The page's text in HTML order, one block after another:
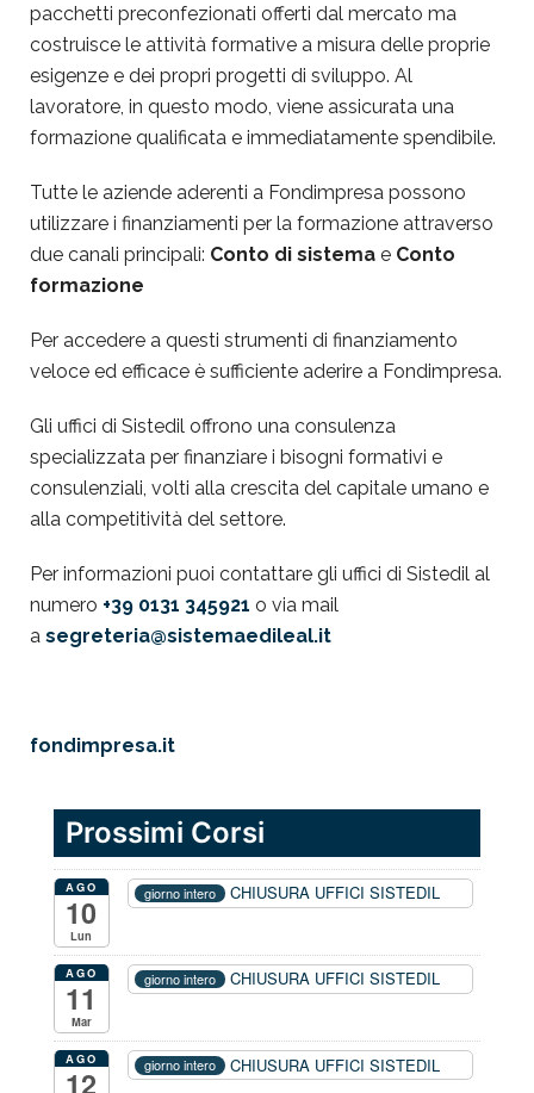
pacchetti preconfezionati offerti dal mercato ma
costruisce le attività formative a misura delle proprie
esigenze e dei propri progetti di sviluppo. Al
lavoratore, in questo modo, viene assicurata una
formazione qualificata e immediatamente spendibile.
Tutte le aziende aderenti a Fondimpresa possono
utilizzare i finanziamenti per la formazione attraverso
due canali principali: Conto di sistema e Conto
formazione
Per accedere a questi strumenti di finanziamento
veloce ed efficace è sufficiente aderire a Fondimpresa.
Gli uffici di Sistedil offrono una consulenza
specializzata per finanziare i bisogni formativi e
consulenziali, volti alla crescita del capitale umano e
alla competitività del settore.
Per informazioni puoi contattare gli uffici di Sistedil al
numero +39 0131 345921 o via mail
a segreteria@sistemaedileal.it
fondimpresa.it
Prossimi Corsi
AGO
10
Lun
giorno intero CHIUSURA UFFICI SISTEDIL
AGO
11
Mar
giorno intero CHIUSURA UFFICI SISTEDIL
AGO
12
giorno intero CHIUSURA UFFICI SISTEDIL